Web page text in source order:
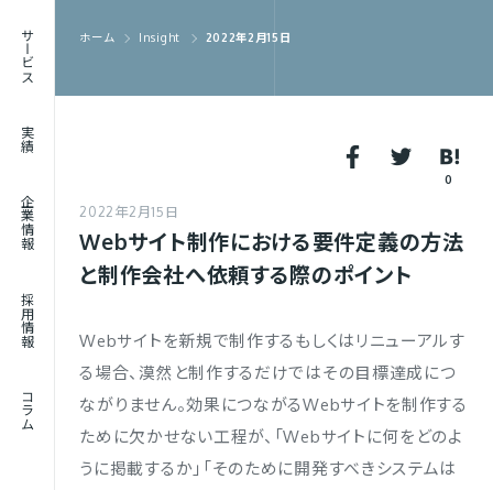
サービス
実績
企業情報
採用情報
コラム
RECRUIT
ホーム Insight 2022年2月15日
0
2022年2月15日
Webサイト制作における要件定義の方法
と制作会社へ依頼する際のポイント
Webサイトを新規で制作するもしくはリニューアルす
る場合、漠然と制作するだけではその目標達成につ
ながりません。効果につながるWebサイトを制作する
ために欠かせない工程が、「Webサイトに何をどのよ
うに掲載するか」「そのために開発すべきシステムは